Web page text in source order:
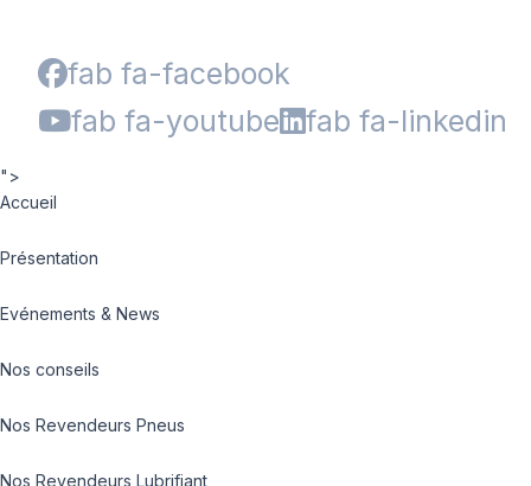
fab fa-facebook
fab fa-youtube
fab fa-linkedin
">
Accueil
Présentation
Evénements & News
Nos conseils
Nos Revendeurs Pneus
Nos Revendeurs Lubrifiant